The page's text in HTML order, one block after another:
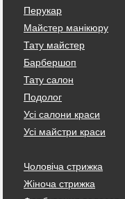
Перукар
Майстер манікюру
Тату майстер
Барбершоп
Тату салон
Подолог
Усі салони краси
Усі майстри краси
Чоловіча стрижка
Жіноча стрижка